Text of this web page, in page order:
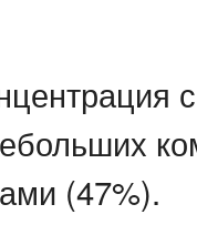
(47%).